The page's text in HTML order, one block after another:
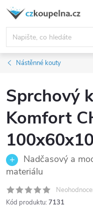
Přejít
obsah
Nástěnné kouty
Sprchový
Komfort
Nadčasový a
materiálu
Kód produktu: 7131